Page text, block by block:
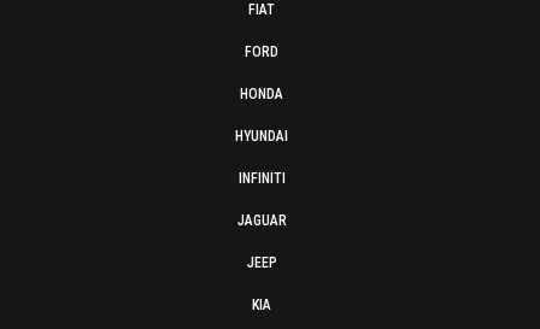
FIAT
FORD
HONDA
HYUNDAI
INFINITI
JAGUAR
JEEP
KIA